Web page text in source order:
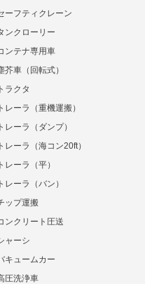
ーフティクレーン
ンクローリー
ンテナ専用車
芥車（回転式）
トラクタ
トレーラ（重機運搬）
トレーラ（ダンプ）
トレーラ（海コン20ft）
トレーラ（平）
トレーラ（バン）
ップ運搬
ンクリート圧送
ャーシ
キュームカー
圧洗浄車